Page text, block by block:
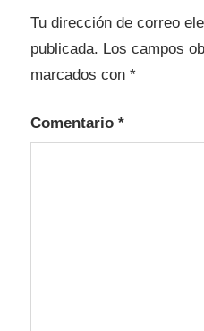
Tu dirección de correo
publicada. Los campos
marcados con *
Comentario *